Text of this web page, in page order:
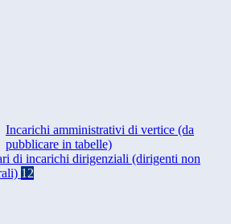
Incarichi amministrativi di vertice (da
pubblicare in tabelle)
di incarichi dirigenziali (dirigenti non
12